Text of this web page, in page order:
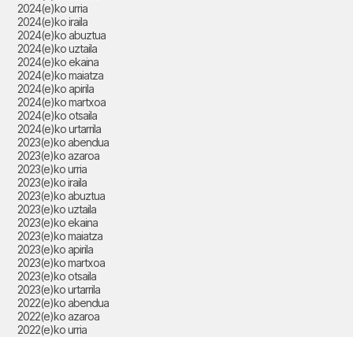
2024(e)ko urria
2024(e)ko iraila
2024(e)ko abuztua
2024(e)ko uztaila
2024(e)ko ekaina
2024(e)ko maiatza
2024(e)ko apirila
2024(e)ko martxoa
2024(e)ko otsaila
2024(e)ko urtarrila
2023(e)ko abendua
2023(e)ko azaroa
2023(e)ko urria
2023(e)ko iraila
2023(e)ko abuztua
2023(e)ko uztaila
2023(e)ko ekaina
2023(e)ko maiatza
2023(e)ko apirila
2023(e)ko martxoa
2023(e)ko otsaila
2023(e)ko urtarrila
2022(e)ko abendua
2022(e)ko azaroa
2022(e)ko urria